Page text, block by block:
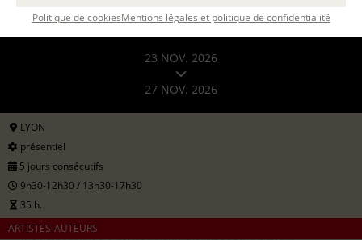
Politique de cookiesMentions légales et politique de confidentialité
23 NOV. 2026
27 NOV. 2026
LYON
présentiel
5 jours consécutifs
9h30-12h30 / 13h30-17h30
35 h.
ARTISTES-AUTEURS